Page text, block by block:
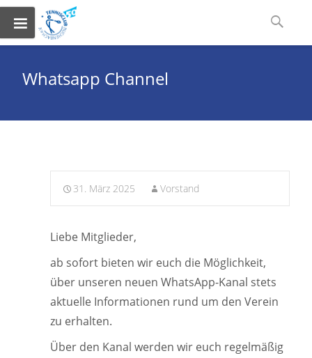
to
content
Suchen
Whatsapp Channel
31. März 2025 Vorstand
Liebe Mitglieder,
ab sofort bieten wir euch die Möglichkeit,
über unseren neuen WhatsApp-Kanal stets
aktuelle Informationen rund um den Verein
zu erhalten.
Über den Kanal werden wir euch regelmäßig